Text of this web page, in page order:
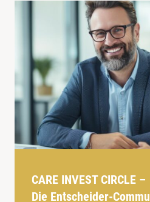
CARE INVEST CIRCLE –
Die Entscheider-